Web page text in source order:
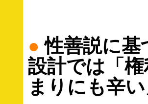
● 性善説に基
設計では「
まりにも辛